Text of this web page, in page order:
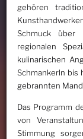
gehören
Schmuck über
regionalen
kulinarischen
Schmankerln bis
gebrannten
Das Programm
von
Stimmung